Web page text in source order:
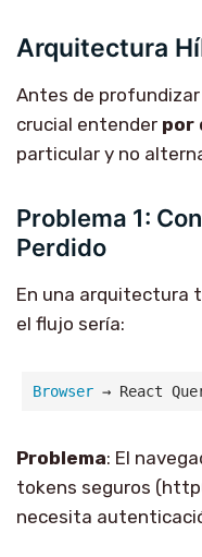
Arquitectura
Antes de
crucial entender por
particular y no
Problema 1:
Perdido
En una arquitectura
el flujo sería:
Browser
Problema: El
tokens seguros
necesita